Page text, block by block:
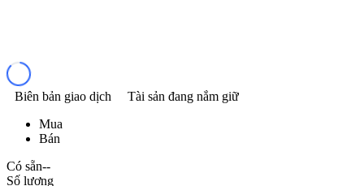
Biên bản giao dịch
Tài sản đang nắm giữ
Mua
Bán
Có sẵn--
Số lượng